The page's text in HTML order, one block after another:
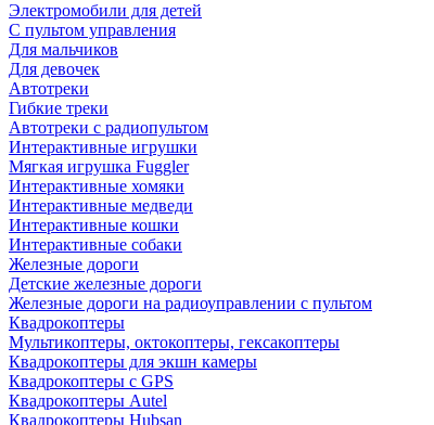
Электромобили для детей
С пультом управления
Для мальчиков
Для девочек
Автотреки
Гибкие треки
Автотреки с радиопультом
Интерактивные игрушки
Мягкая игрушка Fuggler
Интерактивные хомяки
Интерактивные медведи
Интерактивные кошки
Интерактивные собаки
Железные дороги
Детские железные дороги
Железные дороги на радиоуправлении с пультом
Квадрокоптеры
Мультикоптеры, октокоптеры, гексакоптеры
Квадрокоптеры для экшн камеры
Квадрокоптеры с GPS
Квадрокоптеры Autel
Квадрокоптеры Hubsan